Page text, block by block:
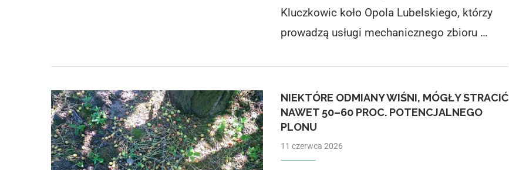
Kluczkowic koło Opola Lubelskiego, którzy
prowadzą usługi mechanicznego zbioru …
NIEKTÓRE ODMIANY WIŚNI, MÓGŁY STRACIĆ
NAWET 50–60 PROC. POTENCJALNEGO
PLONU
11 czerwca 2026